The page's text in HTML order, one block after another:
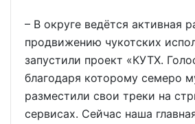
– В округе ведётся активная
продвижению чукотских
запустили проект «КУТХ.
благодаря которому семеро
разместили свои треки на
сервисах. Сейчас наша